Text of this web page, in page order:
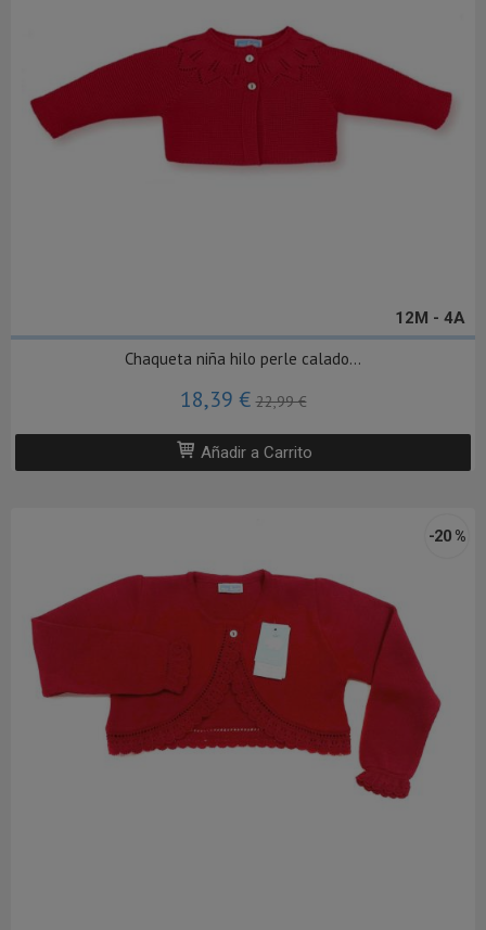
12M - 4A
Chaqueta niña hilo perle calado...
18,39 €22,99 €
Añadir a Carrito
-20 %